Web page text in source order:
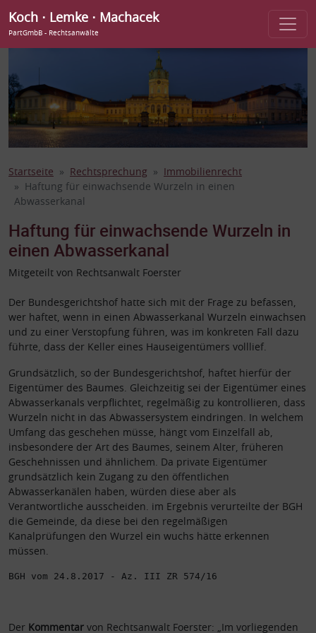
Koch ⋅ Lemke ⋅ Machacek
PartGmbB - Rechtsanwälte
Startseite Rechtsprechung
Immobilienrecht
Haftung für einwachsende Wurzeln in einen
Abwasserkanal
Haftung für einwachsende Wurzeln in
einen Abwasserkanal
Mitgeteilt von Rechtsanwalt Foerster
Der Bundesgerichtshof hatte sich mit der Frage zu befassen,
wer haftet, wenn in einen Abwasserkanal Wurzeln einwachsen
und zu einer Verstopfung führen, was im konkreten Fall dazu
führte, dass der Keller eines Hauseigentümers volllief.
Grundsätzlich, so der Bundesgerichtshof, haftet hierfür der
Eigentümer des Baumes. Gleichzeitig sei der Eigentümer eines
Abwasserkanals verpflichtet, regelmäßig zu kontrollieren, dass
Wurzeln nicht in das Abwassersystem eindringen. In welchem
Umfang das geschehen müsse, hängt vom Einzelfall ab,
insbesondere der Art des Baumes, seinem Alter, früheren
Geschehnissen und ähnlichem. Da private Eigentümer
grundsätzlich kein Zugang zu den öffentlichen
Abwasserkanälen haben, würden diese aber als
Verantwortliche ausscheiden. im Ergebnis verurteilte der BGH
die Gemeinde, da diese bei den regelmäßigen
Kanalprüfungen den Wurzel ein wuchs hätte erkennen
müssen.
BGH vom 24.8.2017 - Az. III ZR 574/16
Der Kommentar von Rechtsanwalt Foerster: „Im vorliegenden